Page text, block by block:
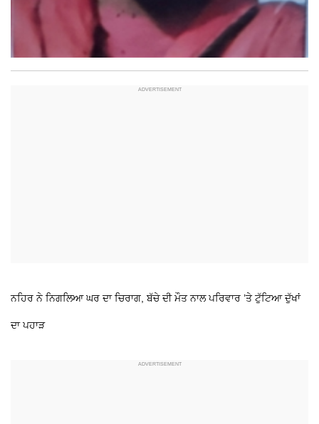
ਨਹਿਰ ਨੇ ਨਿਗਲਿਆ ਘਰ ਦਾ ਚਿਰਾਗ, ਬੱਚੇ ਦੀ ਮੌਤ ਨਾਲ ਪਰਿਵਾਰ ’ਤੇ ਟੁੱਟਿਆ ਦੁੱਖਾਂ
ਦਾ ਪਹਾੜ